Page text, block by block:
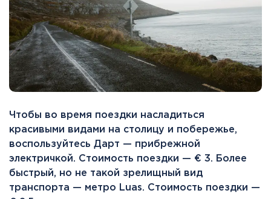
Чтобы во время поездки насладиться
красивыми видами на столицу и побережье,
воспользуйтесь Дарт — прибрежной
электричкой. Стоимость поездки — € 3. Более
быстрый, но не такой зрелищный вид
транспорта — метро Luas. Стоимость поездки —